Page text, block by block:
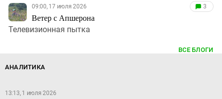
09:00, 17 июля 2026
Ветер с Апшерона
3
Телевизионная пытка
ВСЕ БЛОГИ
АНАЛИТИКА
13:13, 1 июля 2026